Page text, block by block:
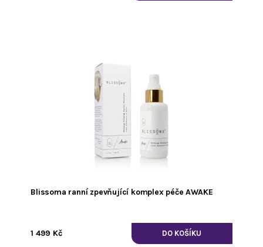
Blissoma ranní zpevňující komplex péče AWAKE
1 499 Kč